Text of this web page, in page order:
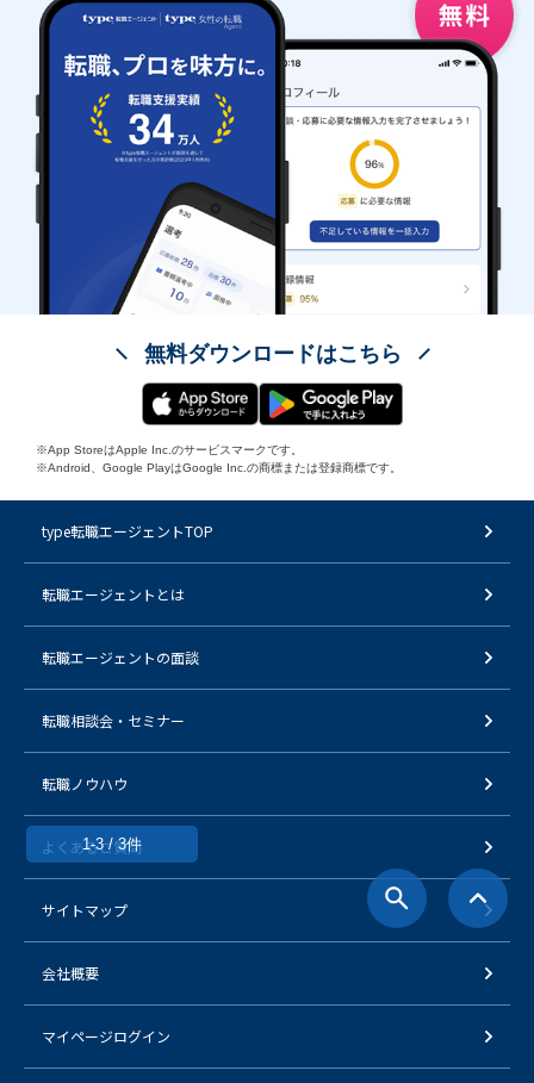
1-3 / 3件
無料ダウンロードはこちら
※App StoreはApple Inc.のサービスマークです。
※Android、Google PlayはGoogle Inc.の商標または登録商標です。
type転職エージェントTOP
転職エージェントとは
転職エージェントの面談
転職相談会・セミナー
転職ノウハウ
よくあるご質問
サイトマップ
会社概要
マイページログイン